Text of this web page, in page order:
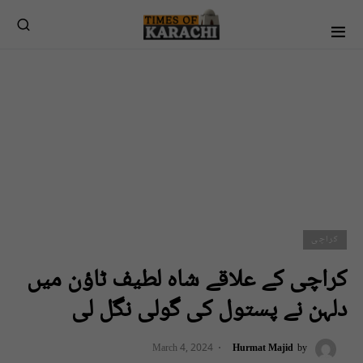
کراچی
کراچی کے علاقے شاہ لطیف ٹاؤن میں
دلہن نے پستول کی گولی نگل لی
by
Hurmat Majid
March 4, 2024